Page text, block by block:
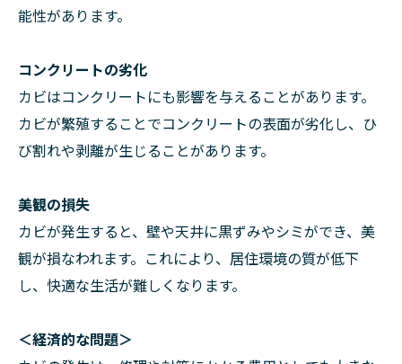
能性があります。
コンクリートの劣化
カビはコンクリートにも影響を与えることがあります。
カビが繁殖することでコンクリートの表面が劣化し、ひ
び割れや剥離が生じることがあります。
美観の損失
カビが発生すると、壁や天井に黒ずみやシミができ、美
観が損なわれます。これにより、居住環境の質が低下
し、快適な生活が難しくなります。
＜経済的な問題＞